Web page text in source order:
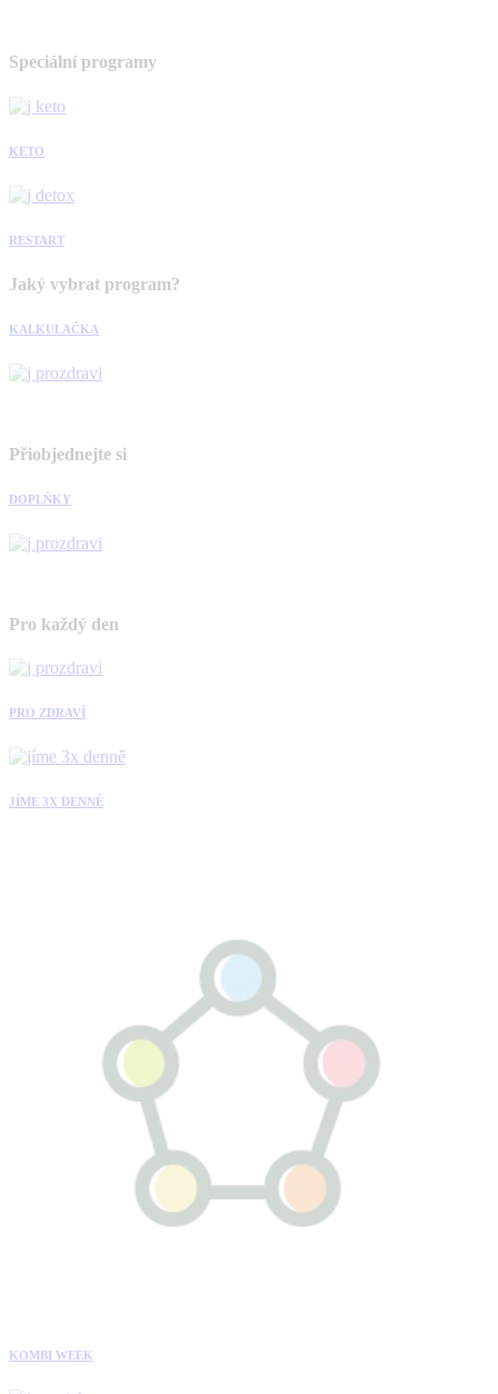
Speciální programy
KETO
RESTART
Jaký vybrat program?
KALKULAČKA
Přiobjednejte si
DOPLŇKY
Pro každý den
PRO ZDRAVÍ
JÍME 3X DENNĚ
KOMBI WEEK